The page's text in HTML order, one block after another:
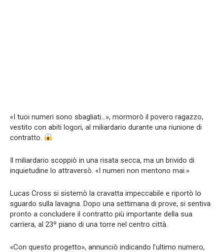
«I tuoi numeri sono sbagliati…», mormorò il povero ragazzo,
vestito con abiti logori, al miliardario durante una riunione di
contratto.
Il miliardario scoppiò in una risata secca, ma un brivido di
inquietudine lo attraversò. «I numeri non mentono mai.»
Lucas Cross si sistemò la cravatta impeccabile e riportò lo
sguardo sulla lavagna. Dopo una settimana di prove, si sentiva
pronto a concludere il contratto più importante della sua
carriera, al 23º piano di una torre nel centro città.
«Con questo progetto», annunciò indicando l’ultimo numero,